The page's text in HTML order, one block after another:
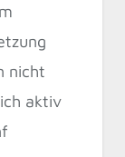
nicht
aktiv